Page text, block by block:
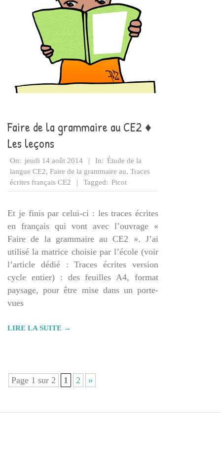
Faire de la grammaire au CE2 ♦
Les leçons
2014-
08-
14
On: jeudi 14 août 2014 In: Étude de la
langue CE2, Faire de la grammaire au, Traces
écrites français CE2
Tagged: Picot
Et je finis par celui-ci : les traces écrites
en français qui vont avec l’ouvrage «
Faire de la grammaire au CE2 ». J’ai
utilisé la matrice choisie par l’école (voir
l’article dédié : Traces écrites version
cycle entier) : des feuilles A4, format
paysage, pour être mise dans un porte-
vues
LIRE LA SUITE →
Page 1 sur 2 1 2 »